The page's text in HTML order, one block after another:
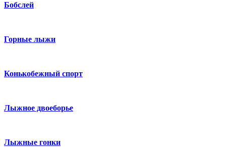
Бобслей
Горные лыжи
Конькобежный спорт
Лыжное двоеборье
Лыжные гонки